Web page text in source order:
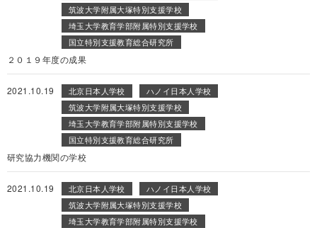
筑波大学附属大塚特別支援学校
埼玉大学教育学部附属特別支援学校
国立特別支援教育総合研究所
２０１９年度の成果
2021.10.19 北京日本人学校
ハノイ日本人学校
筑波大学附属大塚特別支援学校
埼玉大学教育学部附属特別支援学校
国立特別支援教育総合研究所
研究協力機関の学校
2021.10.19 北京日本人学校
ハノイ日本人学校
筑波大学附属大塚特別支援学校
埼玉大学教育学部附属特別支援学校